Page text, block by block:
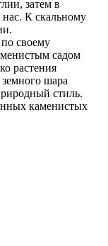
затем в
К скальному
своему
садом
растения
шара
стиль.
каменистых